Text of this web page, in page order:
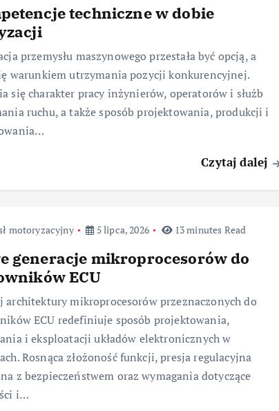
techniczne w dobie
przemysłu maszynowego przestała być opcją, a
warunkiem utrzymania pozycji konkurencyjnej.
się charakter pracy inżynierów, operatorów i służb
ruchu, a także sposób projektowania, produkcji i
Czytaj dalej
motoryzacyjny 5 lipca, 2026 13 minutes Read
generacje mikroprocesorów do
ECU
architektury mikroprocesorów przeznaczonych do
ECU redefiniuje sposób projektowania,
i eksploatacji układów elektronicznych w
Rosnąca złożoność funkcji, presja regulacyjna
z bezpieczeństwem oraz wymagania dotyczące
i…